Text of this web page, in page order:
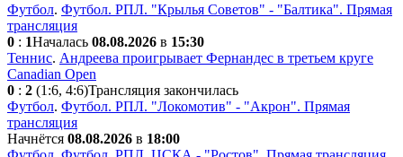
Футбол. Футбол. РПЛ. "Крылья Советов" - "Балтика". Прямая
трансляция
0 : 1Началась 08.08.2026 в 15:30
Теннис. Андреева проигрывает Фернандес в третьем круге
Canadian Open
0 : 2 (1:6, 4:6)Трансляция закончилась
Футбол. Футбол. РПЛ. "Локомотив" - "Акрон". Прямая
трансляция
Начнётся 08.08.2026 в 18:00